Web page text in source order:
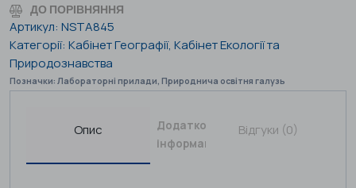
ДО ПОРІВНЯННЯ
Артикул: NSTA845
Категорії: Кабінет Географії, Кабінет Екології та
Природознавства
Позначки: Лабораторні прилади Природнича освітня галузь
Опис
Додаткова
інформація
Відгуки (0)